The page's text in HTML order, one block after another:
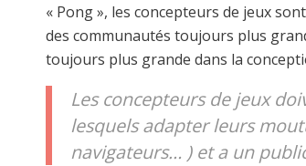
« Pong », les concepteurs de jeux
des communautés toujours plus
toujours plus grande dans la
Les concepteurs de jeux
lesquels adapter leurs
navigateurs… ) et a un